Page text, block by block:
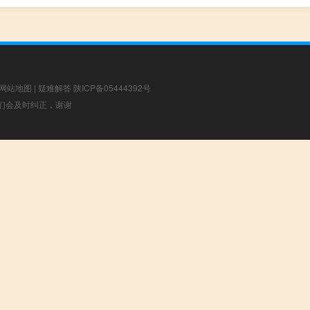
站地图 | 疑难解答 陕ICP备05444392号
会及时纠正，谢谢